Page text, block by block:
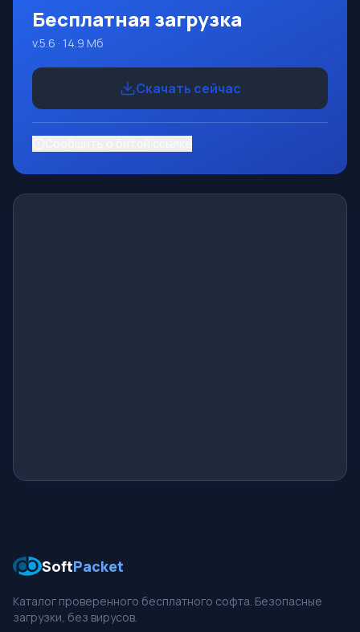
Бесплатная загрузка
v.5.6 · 14.9 Мб
Скачать сейчас
SoftPacket
Каталог проверенного бесплатного софта. Безопасные
загрузки, без вирусов.